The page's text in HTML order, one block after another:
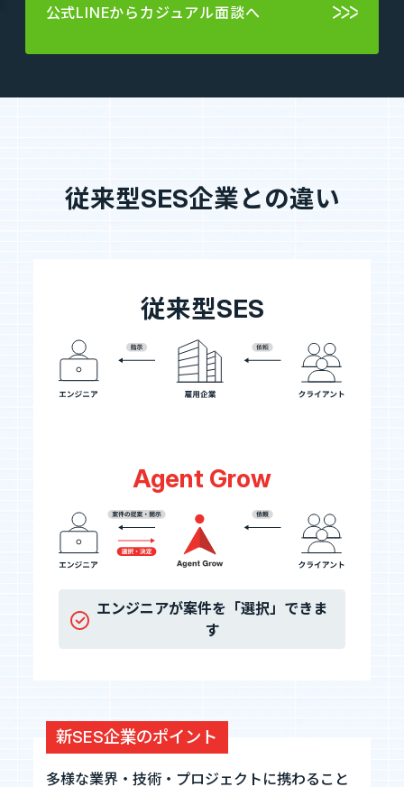
公式LINEからカジュアル面談へ
従来型SES企業との違い
従来型SES
Agent Grow
エンジニアが案件を「選択」できま
す
新SES企業のポイント
多様な業界・技術・プロジェクトに携わること